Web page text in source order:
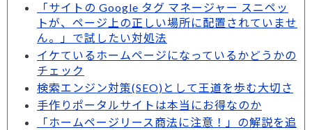
「サイトの Google タグ マネージャー スニペッ
トが、ページ上の正しい場所に配置されていませ
ん。」で試したい対処法
イケているホームページになっているかどうかの
チェック
検索エンジン対策(SEO)として王道を歩む大切さ
手作りポータルサイトは本当にお得なのか
「ホームページリース商法に注意！」の解説を追